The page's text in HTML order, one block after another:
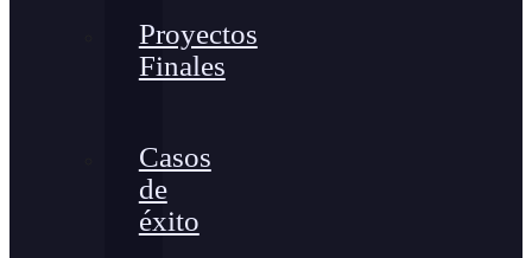
Proyectos
Finales
Casos
de
éxito